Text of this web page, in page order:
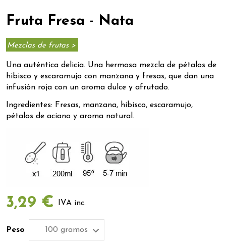
Fruta Fresa - Nata
Mezclas de frutas >
Una auténtica delicia. Una hermosa mezcla de pétalos de
hibisco y escaramujo con manzana y fresas, que dan una
infusión roja con un aroma dulce y afrutado.
Ingredientes: Fresas, manzana, hibisco, escaramujo,
pétalos de aciano y aroma natural.
3,29 € IVA inc.
Peso